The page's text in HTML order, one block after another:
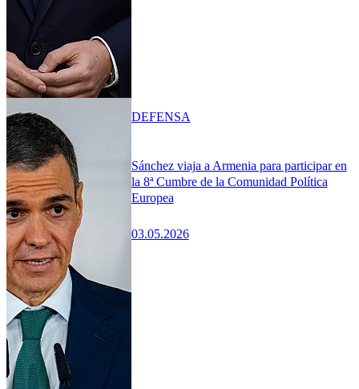
Sánchez viaja a Armenia para participar en
la 8ª Cumbre de la Comunidad Política
Europea
03.05.2026
DEFENSA